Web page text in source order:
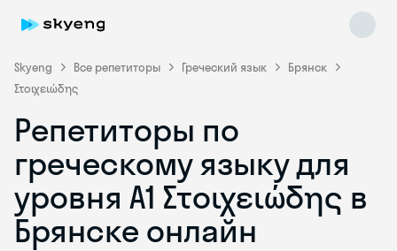
Skyeng Все репетиторы Греческий язык
Брянск
Στοιχειώδης
Репетиторы по
греческому языку для
уровня Α1 Στοιχειώδης в
Брянске онлайн
Skyeng Chat
online